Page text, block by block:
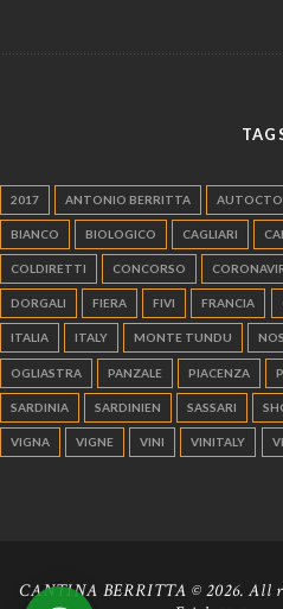
2017 ANTONIO BERRITTA
BIANCO BIOLOGICO CAGLIARI
COLDIRETTI CONCORSO
DORGALI FIERA FIVI FRANCIA
ITALIA ITALY MONTE TUNDU
OGLIASTRA PANZALE PIACENZA
SARDINIA SARDINIEN SASSARI
VIGNA VIGNE VINI VINITALY
CANTINA BERRITTA © 2026. All